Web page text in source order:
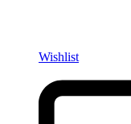
Wishlist